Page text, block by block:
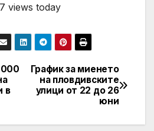
views today
График за миенето
на пловдивските
улици от 22 до 26
юни
000
в